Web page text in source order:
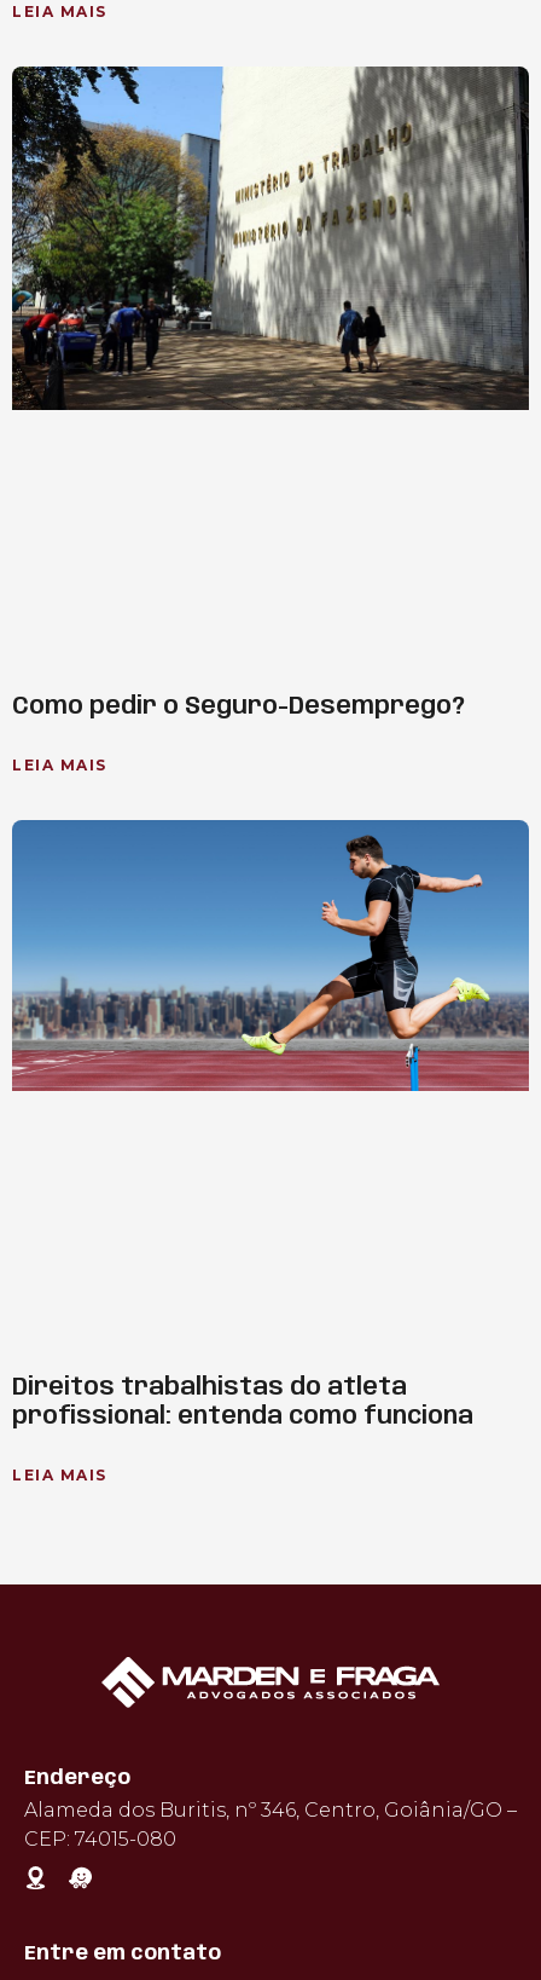
LEIA MAIS
Como pedir o Seguro-Desemprego?
LEIA MAIS
Direitos trabalhistas do atleta
profissional: entenda como funciona
LEIA MAIS
Endereço
Alameda dos Buritis, nº 346, Centro, Goiânia/GO –
CEP: 74015-080
Entre em contato